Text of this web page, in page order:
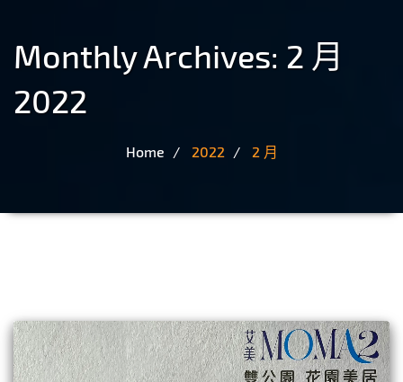
Monthly Archives: 2 月
2022
Home 2022 2 月